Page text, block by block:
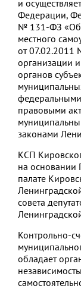
и
Федерации,
№ 131-ФЗ «Об
местного
от
организации
органов
правовыми
законами
КСП
на основании
палате
совета
Контрольно-
обладает